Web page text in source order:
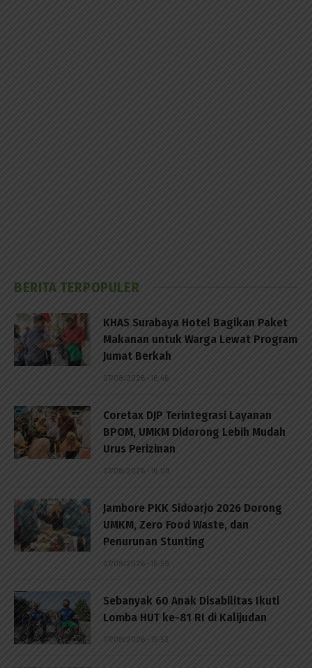
BERITA TERPOPULER
KHAS Surabaya Hotel Bagikan Paket
Makanan untuk Warga Lewat Program
Jumat Berkah
07/08/2026 - 16:46
Coretax DJP Terintegrasi Layanan
BPOM, UMKM Didorong Lebih Mudah
Urus Perizinan
07/08/2026 - 16:09
Jambore PKK Sidoarjo 2026 Dorong
UMKM, Zero Food Waste, dan
Penurunan Stunting
07/08/2026 - 15:59
Sebanyak 60 Anak Disabilitas Ikuti
Lomba HUT ke-81 RI di Kalijudan
07/08/2026 - 15:53